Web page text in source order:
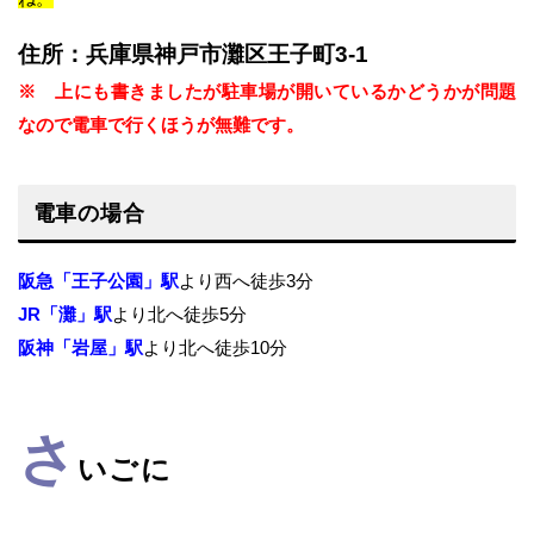
住所：兵庫県神戸市灘区王子町3-1
※ 上にも書きましたが駐車場が開いているかどうかが問題
なので電車で行くほうが無難です。
電車の場合
阪急「王子公園」 駅より西へ徒歩3分
JR「灘」駅より北へ徒歩5分
阪神「岩屋」駅より北へ徒歩10分
さ いごに